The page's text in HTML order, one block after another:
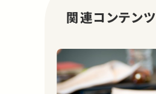
関連コンテンツ